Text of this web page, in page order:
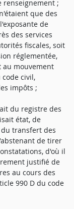
renseignement ;
que des
de
des services
fiscales, soit
réglementée,
au mouvement
civil,
impôts ;
du registre des
état, de
transfert des
de tirer
d'où il
justifié de
au cours des
990 D du code